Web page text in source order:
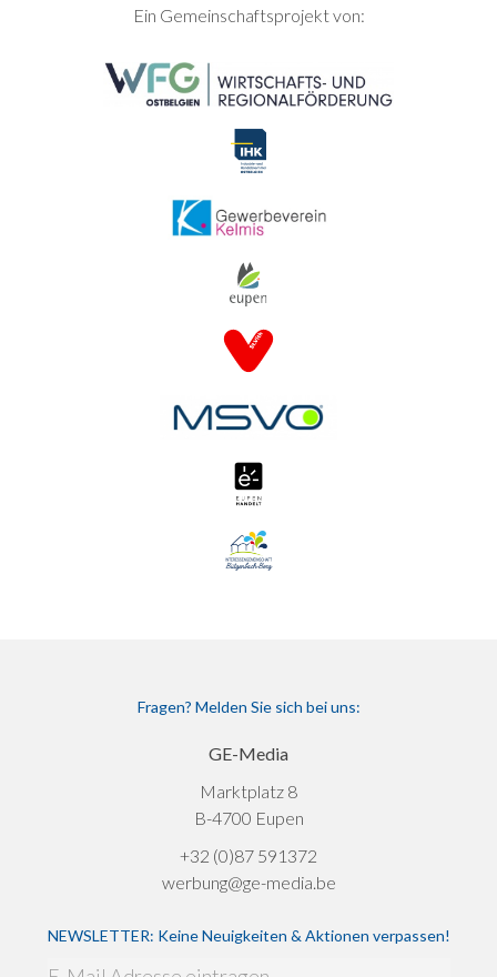
SEITENFUSSEin Gemeinschaftsprojekt von:
Fragen? Melden Sie sich bei uns:
GE-Media
Marktplatz 8
B-4700 Eupen
+32 (0)87 591372
werbung@ge-media.be
NEWSLETTER: Keine Neuigkeiten & Aktionen verpassen!